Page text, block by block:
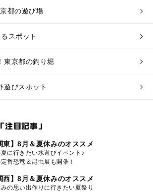
都の遊び場
スポット
東京都の釣り堀
遊びスポット
目記事」
東】8月＆夏休みのオススメ
に行きたい水遊びイベント♪
番恐竜＆昆虫展も開催！
西】8月＆夏休みのオススメ
の思い出作りに行きたい夏祭り